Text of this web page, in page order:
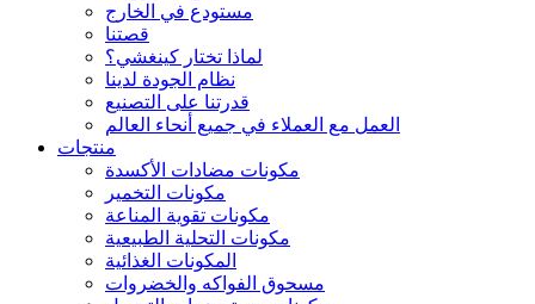
مستودع في الخارج
قصتنا
لماذا تختار كينغشي؟
نظام الجودة لدينا
قدرتنا على التصنيع
العمل مع العملاء في جميع أنحاء العالم
منتجات
مكونات مضادات الأكسدة
مكونات التخمير
مكونات تقوية المناعة
مكونات التحلية الطبيعية
المكونات الغذائية
مسحوق الفواكه والخضروات